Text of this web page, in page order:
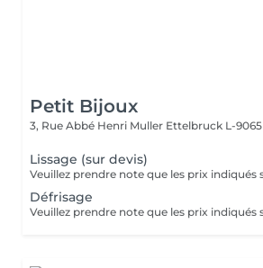
Petit Bijoux
3, Rue Abbé Henri Muller Ettelbruck L-9065
Lissage (sur devis)
Défrisage